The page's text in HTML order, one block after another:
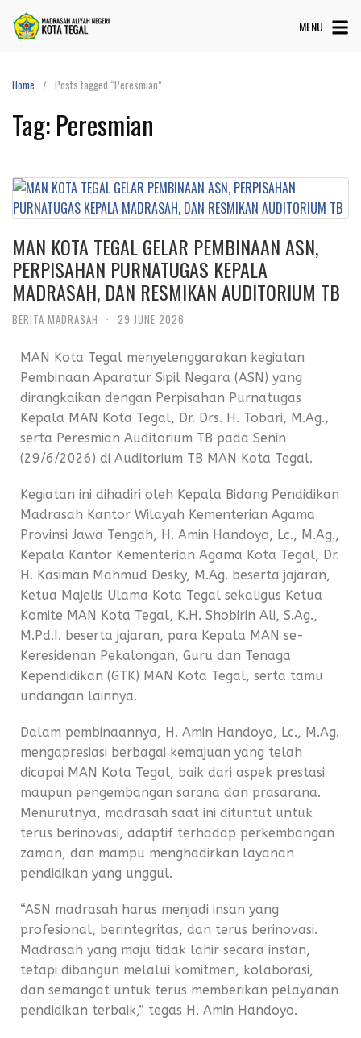
MENU
Home Posts tagged “Peresmian”
Tag:Peresmian
MAN KOTA TEGAL GELAR PEMBINAAN ASN,
PERPISAHAN PURNATUGAS KEPALA
MADRASAH, DAN RESMIKAN AUDITORIUM TB
BERITA MADRASAH · 29 JUNE 2026
MAN Kota Tegal menyelenggarakan kegiatan
Pembinaan Aparatur Sipil Negara (ASN) yang
dirangkaikan dengan Perpisahan Purnatugas
Kepala MAN Kota Tegal, Dr. Drs. H. Tobari, M.Ag.,
serta Peresmian Auditorium TB pada Senin
(29/6/2026) di Auditorium TB MAN Kota Tegal.
Kegiatan ini dihadiri oleh Kepala Bidang Pendidikan
Madrasah Kantor Wilayah Kementerian Agama
Provinsi Jawa Tengah, H. Amin Handoyo, Lc., M.Ag.,
Kepala Kantor Kementerian Agama Kota Tegal, Dr.
H. Kasiman Mahmud Desky, M.Ag. beserta jajaran,
Ketua Majelis Ulama Kota Tegal sekaligus Ketua
Komite MAN Kota Tegal, K.H. Shobirin Ali, S.Ag.,
M.Pd.I. beserta jajaran, para Kepala MAN se-
Keresidenan Pekalongan, Guru dan Tenaga
Kependidikan (GTK) MAN Kota Tegal, serta tamu
undangan lainnya.
Dalam pembinaannya, H. Amin Handoyo, Lc., M.Ag.
mengapresiasi berbagai kemajuan yang telah
dicapai MAN Kota Tegal, baik dari aspek prestasi
maupun pengembangan sarana dan prasarana.
Menurutnya, madrasah saat ini dituntut untuk
terus berinovasi, adaptif terhadap perkembangan
zaman, dan mampu menghadirkan layanan
pendidikan yang unggul.
“ASN madrasah harus menjadi insan yang
profesional, berintegritas, dan terus berinovasi.
Madrasah yang maju tidak lahir secara instan,
tetapi dibangun melalui komitmen, kolaborasi,
dan semangat untuk terus memberikan pelayanan
pendidikan terbaik,” tegas H. Amin Handoyo.